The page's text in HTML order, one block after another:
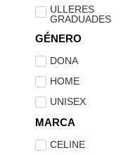
ULLERES
GRADUADES
GÉNERO
DONA
HOME
UNISEX
MARCA
CELINE